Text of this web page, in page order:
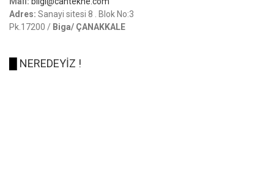
Adres: Sanayi sitesi 8 . Blok No:3
Pk.17200 / Biga/ ÇANAKKALE
NEREDEYİZ !